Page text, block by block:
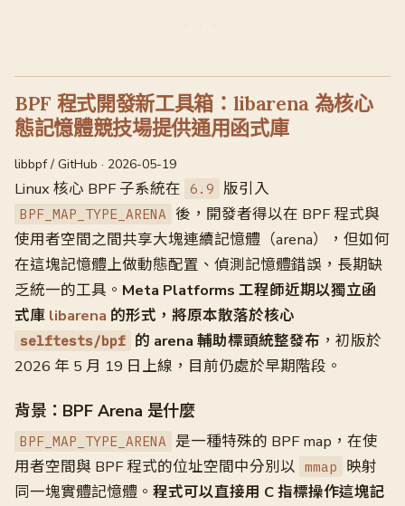
BPF 程式開發新工具箱：libarena 為核心
態記憶體競技場提供通用函式庫
libbpf / GitHub · 2026-05-19
Linux 核心 BPF 子系統在 6.9 版引入
BPF_MAP_TYPE_ARENA 後，開發者得以在 BPF 程式與
使用者空間之間共享大塊連續記憶體（arena），但如何
在這塊記憶體上做動態配置、偵測記憶體錯誤，長期缺
乏統一的工具。 Meta Platforms 工程師近期以獨立函
式庫 libarena 的形式，將原本散落於核心
selftests/bpf 的 arena 輔助標頭統整發布 ，初版於
2026 年 5 月 19 日上線，目前仍處於早期階段。
背景：BPF Arena 是什麼
BPF_MAP_TYPE_ARENA 是一種特殊的 BPF map，在使
用者空間與 BPF 程式的位址空間中分別以 mmap
映射
同一塊實體記憶體。 程式可以直接用 C 指標操作這塊記